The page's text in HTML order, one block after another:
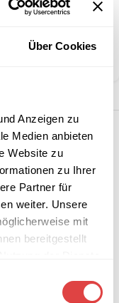
Über Cookies
Anzeigen zu
Medien anbieten
Website zu
zu Ihrer
Partner für
weiter. Unsere
mit
bereitgestellt